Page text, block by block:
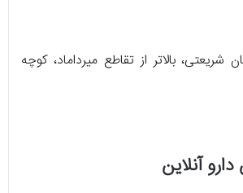
شریعتی، بالاتر از تقاطع میرداماد، کوچه
آنلاین